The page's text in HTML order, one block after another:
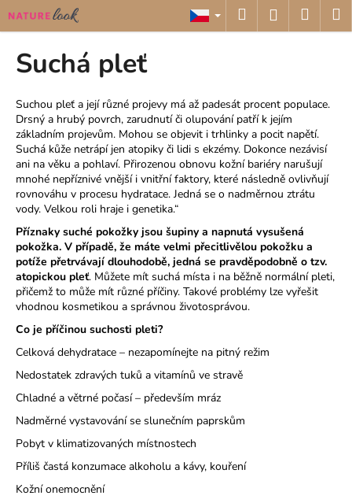
na
obsah
HledatPřihlášení
Suchá pleť
Suchou pleť a její různé projevy má až padesát procent populace.
Drsný a hrubý povrch, zarudnutí či olupování patří k jejím
základním projevům. Mohou se objevit i trhlinky a pocit napětí.
Suchá kůže netrápí jen atopiky či lidi s ekzémy. Dokonce nezávisí
ani na věku a pohlaví. Přirozenou obnovu kožní bariéry narušují
mnohé nepříznivé vnější i vnitřní faktory, které následně ovlivňují
rovnováhu v procesu hydratace. Jedná se o nadměrnou ztrátu
vody. Velkou roli hraje i genetika.“
Příznaky suché pokožky jsou šupiny a napnutá vysušená
pokožka. V případě, že máte velmi přecitlivělou pokožku a
potíže přetrvávají dlouhodobě, jedná se pravděpodobně o tzv.
atopickou pleť. Můžete mít suchá místa i na běžně normální pleti,
přičemž to může mít různé příčiny. Takové problémy lze vyřešit
vhodnou kosmetikou a správnou životosprávou.
Co je příčinou suchosti pleti?
Celková dehydratace – nezapomínejte na pitný režim
Nedostatek zdravých tuků a vitamínů ve stravě
Chladné a větrné počasí – především mráz
Nadměrné vystavování se slunečním paprskům
Pobyt v klimatizovaných místnostech
Příliš častá konzumace alkoholu a kávy, kouření
Kožní onemocnění
K
o
o
p
o
t
ř
e
b
u
j
e
t
e
n
a
j
í
t
?